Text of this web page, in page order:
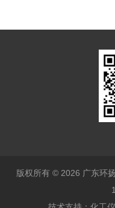
版权所有 © 2026 广东环